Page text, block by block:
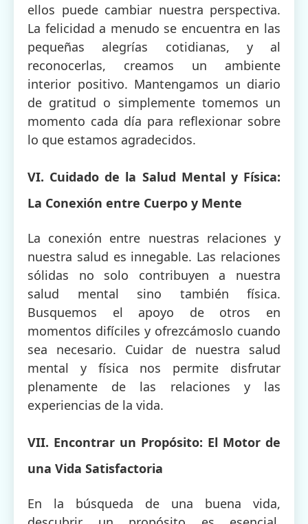
ellos puede cambiar nuestra perspectiva.
La felicidad a menudo se encuentra en las
pequeñas alegrías cotidianas, y al
reconocerlas, creamos un ambiente
interior positivo. Mantengamos un diario
de gratitud o simplemente tomemos un
momento cada día para reflexionar sobre
lo que estamos agradecidos.
VI. Cuidado de la Salud Mental y Física:
La Conexión entre Cuerpo y Mente
La conexión entre nuestras relaciones y
nuestra salud es innegable. Las relaciones
sólidas no solo contribuyen a nuestra
salud mental sino también física.
Busquemos el apoyo de otros en
momentos difíciles y ofrezcámoslo cuando
sea necesario. Cuidar de nuestra salud
mental y física nos permite disfrutar
plenamente de las relaciones y las
experiencias de la vida.
VII. Encontrar un Propósito: El Motor de
una Vida Satisfactoria
En la búsqueda de una buena vida,